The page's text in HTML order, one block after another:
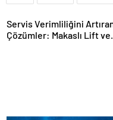
Servis Verimliliğini
Çözümler: Makaslı Lift ve